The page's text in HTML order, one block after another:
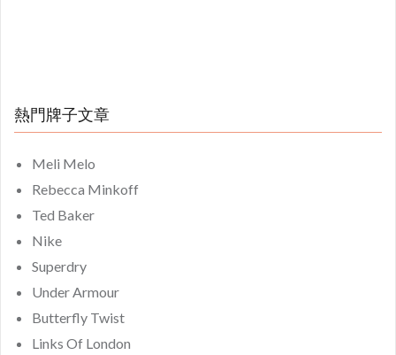
熱門牌子文章
Meli Melo
Rebecca Minkoff
Ted Baker
Nike
Superdry
Under Armour
Butterfly Twist
Links Of London